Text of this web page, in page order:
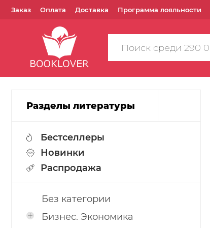
Заказ Оплата Доставка Программа лояльности
Поиск
по
Разделы литературы
Бестселлеры
Новинки
Распродажа
Без категории
Бизнес. Экономика